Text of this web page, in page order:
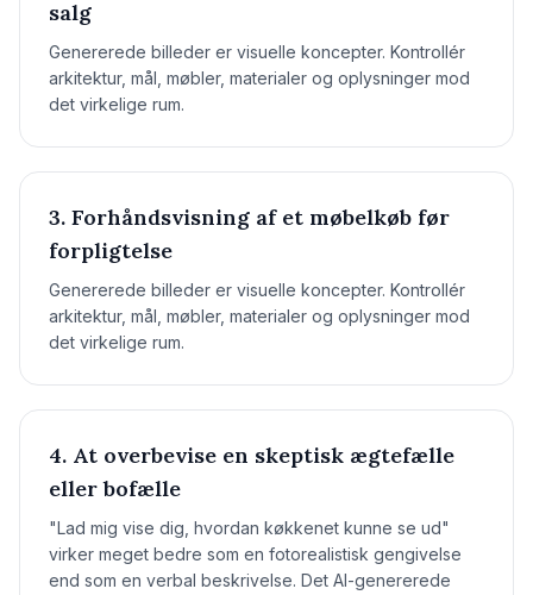
salg
Genererede billeder er visuelle koncepter. Kontrollér
arkitektur, mål, møbler, materialer og oplysninger mod
det virkelige rum.
3. Forhåndsvisning af et møbelkøb før
forpligtelse
Genererede billeder er visuelle koncepter. Kontrollér
arkitektur, mål, møbler, materialer og oplysninger mod
det virkelige rum.
4. At overbevise en skeptisk ægtefælle
eller bofælle
"Lad mig vise dig, hvordan køkkenet kunne se ud"
virker meget bedre som en fotorealistisk gengivelse
end som en verbal beskrivelse. Det AI-genererede